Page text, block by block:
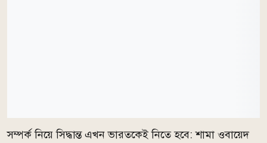
সম্পর্ক নিয়ে সিদ্ধান্ত এখন ভারতকেই নিতে হবে: শামা ওবায়েদ